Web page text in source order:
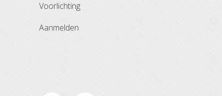
voorlichting
aanmelden